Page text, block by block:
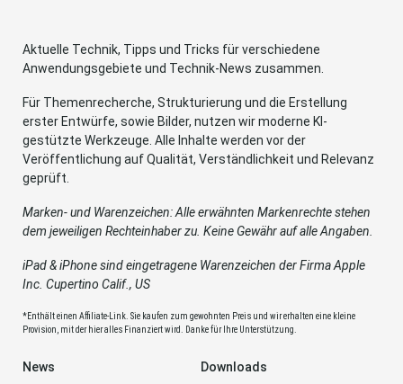
Aktuelle Technik, Tipps und Tricks für verschiedene
Anwendungsgebiete und Technik-News zusammen.
Für Themenrecherche, Strukturierung und die Erstellung
erster Entwürfe, sowie Bilder, nutzen wir moderne KI-
gestützte Werkzeuge. Alle Inhalte werden vor der
Veröffentlichung auf Qualität, Verständlichkeit und Relevanz
geprüft.
Marken- und Warenzeichen: Alle erwähnten Markenrechte stehen
dem jeweiligen Rechteinhaber zu. Keine Gewähr auf alle Angaben.
iPad & iPhone sind eingetragene Warenzeichen der Firma Apple
Inc. Cupertino Calif., US
*Enthält einen Affiliate-Link. Sie kaufen zum gewohnten Preis und wir erhalten eine kleine
Provision, mit der hier alles Finanziert wird. Danke für Ihre Unterstützung.
News
Downloads